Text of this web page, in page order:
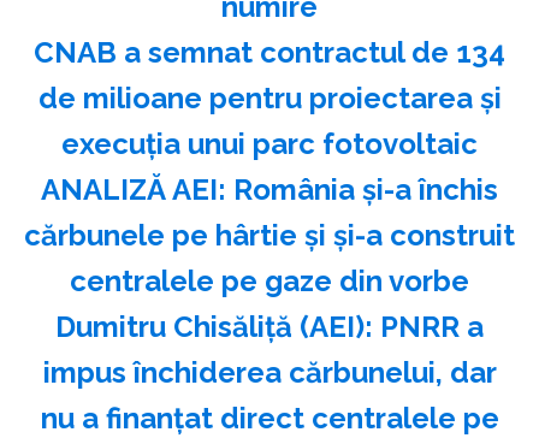
CNAB a semnat contractul de 134
de milioane pentru proiectarea şi
execuţia unui parc fotovoltaic
ANALIZĂ AEI: România şi-a închis
cărbunele pe hârtie şi şi-a construit
centralele pe gaze din vorbe
Dumitru Chisăliţă (AEI): PNRR a
impus închiderea cărbunelui, dar
nu a finanţat direct centralele pe